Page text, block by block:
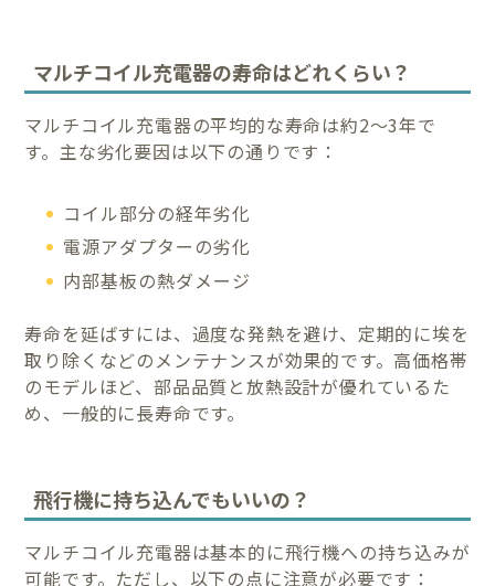
マルチコイル充電器の寿命はどれくらい？
マルチコイル充電器の平均的な寿命は約2〜3年で
す。主な劣化要因は以下の通りです：
コイル部分の経年劣化
電源アダプターの劣化
内部基板の熱ダメージ
寿命を延ばすには、過度な発熱を避け、定期的に埃を
取り除くなどのメンテナンスが効果的です。高価格帯
のモデルほど、部品品質と放熱設計が優れているた
め、一般的に長寿命です。
飛行機に持ち込んでもいいの？
マルチコイル充電器は基本的に飛行機への持ち込みが
可能です。ただし、以下の点に注意が必要です：